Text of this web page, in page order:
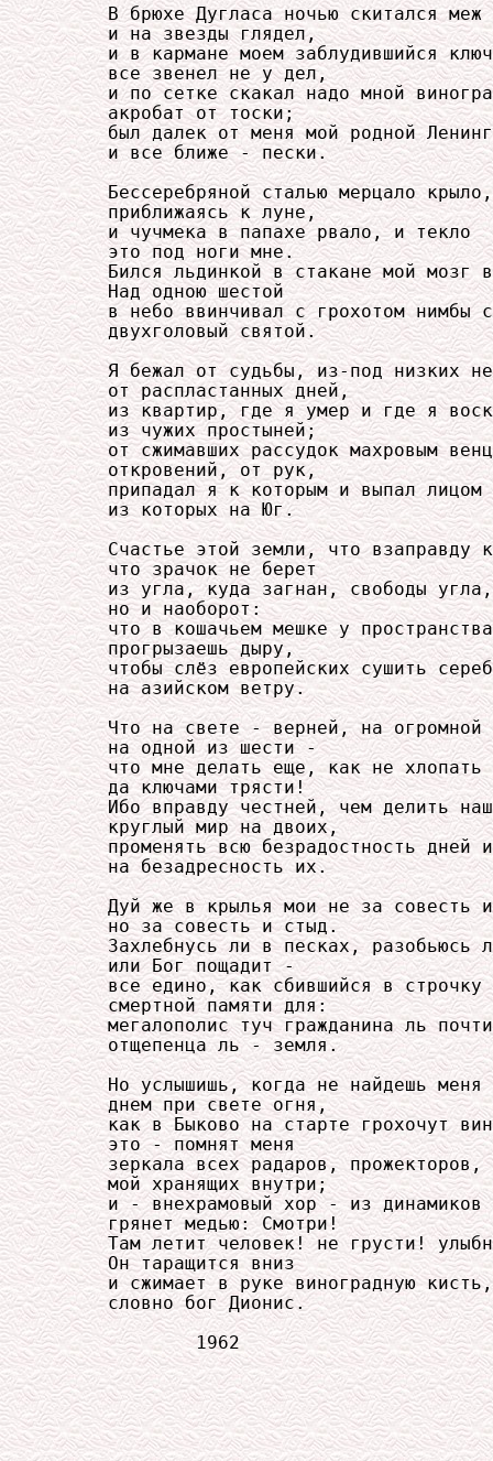
В брюхе Дугласа ночью скитался меж
     и на звезды глядел,
     и в кармане моем заблудившийся ключ
     все звенел не у дел,
и по сетке скакал надо мной
     акробат от тоски;
был далек от меня мой родной
     и все ближе - пески.
     Бессеребряной сталью мерцало крыло,
     приближаясь к луне,
     и чучмека в папахе рвало, и текло
     это под ноги мне.
Бился льдинкой в стакане мой мозг
     Над одною шестой
в небо ввинчивал с грохотом нимбы
     двухголовый святой.
Я бежал от судьбы, из-под низких
     от распластанных дней,
из квартир, где я умер и где я
     из чужих простыней;
от сжимавших рассудок махровым
     откровений, от рук,
     припадал я к которым и выпал лицом
     из которых на Юг.
Счастье этой земли, что взаправду
     что зрачок не берет
     из угла, куда загнан, свободы угла,
     но и наоборот:
что в кошачьем мешке у
     прогрызаешь дыру,
чтобы слёз европейских сушить
     на азийском ветру.
Что на свете - верней, на огромной
     на одной из шести -
что мне делать еще, как не хлопать
     да ключами трясти!
Ибо вправду честней, чем делить
     круглый мир на двоих,
променять всю безрадостность дней
     на безадресность их.
Дуй же в крылья мои не за совесть
     но за совесть и стыд.
Захлебнусь ли в песках, разобьюсь
     или Бог пощадит -
все едино, как сбившийся в строчку
     смертной памяти для:
мегалополис туч гражданина ль
     отщепенца ль - земля.
Но услышишь, когда не найдешь меня
     днем при свете огня,
как в Быково на старте грохочут
     это - помнят меня
зеркала всех радаров, прожекторов,
     мой хранящих внутри;
и - внехрамовый хор - из динамиков
     грянет медью: Смотри!
Там летит человек! не грусти!
     Он таращится вниз
     и сжимает в руке виноградную кисть,
     словно бог Дионис.
             1962